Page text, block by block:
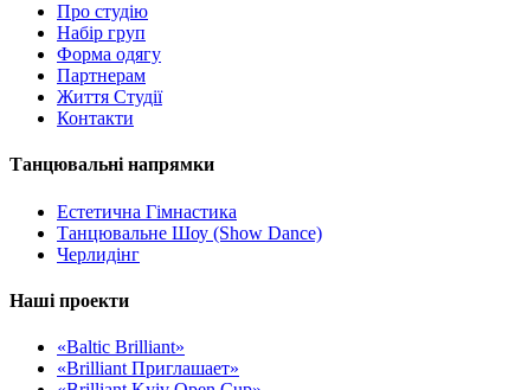
Про студію
Набір груп
Форма одягу
Партнерам
Життя Студії
Контакти
Танцювальні напрямки
Естетична Гімнастика
Танцювальне Шоу (Show Dance)
Черлидінг
Наші проекти
«Baltic Brilliant»
«Brilliant Приглашает»